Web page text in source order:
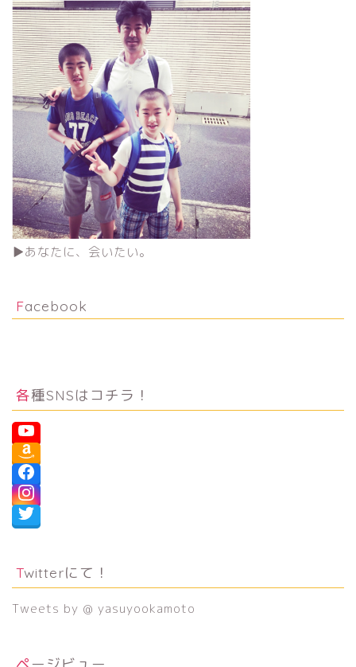
▶︎あなたに、会いたい。
Facebook
各種SNSはコチラ！
Twitterにて！
Tweets by @ yasuyookamoto